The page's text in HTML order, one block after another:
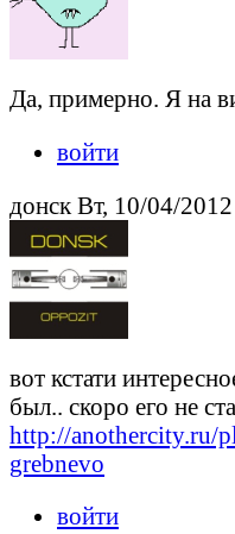
Да, примерно. Я на
войти
донск Вт, 10/04/
вот кстати
был.. скоро его не
http://anothercity.ru/
grebnevo
войти